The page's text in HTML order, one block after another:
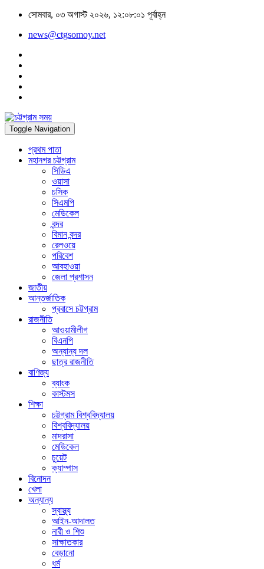
সোমবার, ০৩ অগাস্ট ২০২৬, ১২:০৮:০১ পূর্বাহ্ন
news@ctgsomoy.net
Toggle Navigation
প্রথম পাতা
মহানগর চট্টগ্রাম
সিডিএ
ওয়াসা
চসিক
সিএমপি
মেডিকেল
বন্দর
বিমান বন্দর
রেলওয়ে
পরিবেশ
আবহাওয়া
জেলা প্রশাসন
জাতীয়
আন্তর্জাতিক
প্রবাসে চট্টগ্রাম
রাজনীতি
আওয়ামীলীগ
বিএনপি
অন্যান্য দল
ছাত্র রাজনীতি
বাণিজ্য
ব্যাংক
কাস্টমস
শিক্ষা
চট্টগ্রাম বিশ্ববিদ্যালয়
বিশ্ববিদ্যালয়
মাদরাসা
মেডিকেল
চুয়েট
ক্যাম্পাস
বিনোদন
খেলা
অন্যান্য
স্বাস্থ্য
আইন-আদালত
নারী ও শিশু
সাক্ষাতকার
বেড়ানো
ধর্ম